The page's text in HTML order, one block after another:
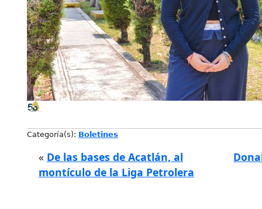
Categoría(s): Boletines
« De las bases de Acatlán, al
montículo de la Liga Petrolera